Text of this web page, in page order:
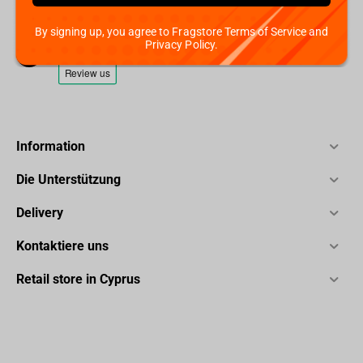
Information
Die Unterstützung
Delivery
Kontaktiere uns
Retail store in Cyprus
By signing up, you agree to Fragstore Terms of Service and
Privacy Policy.